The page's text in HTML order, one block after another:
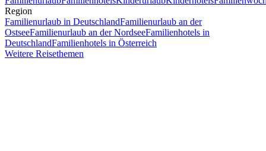
Region
Familienurlaub in DeutschlandFamilienurlaub an der
OstseeFamilienurlaub an der NordseeFamilienhotels in
DeutschlandFamilienhotels in Österreich
Weitere Reisethemen